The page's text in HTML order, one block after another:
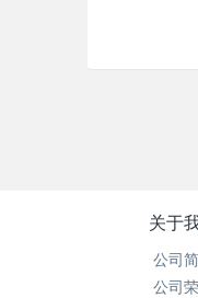
关于
公司
公司